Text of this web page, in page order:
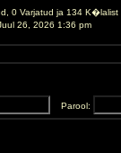
0 Varjatud ja 134
26, 2026 1:36 pm
Parool: